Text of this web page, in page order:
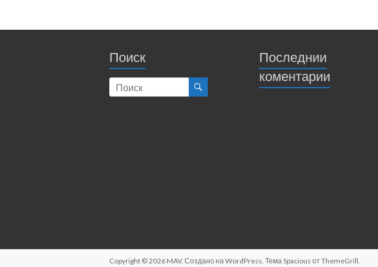
Поиск
Последнии
коментарии
Copyright © 2026 MAV. Создано наWordPress. Тема Spacious отThemeGrill.